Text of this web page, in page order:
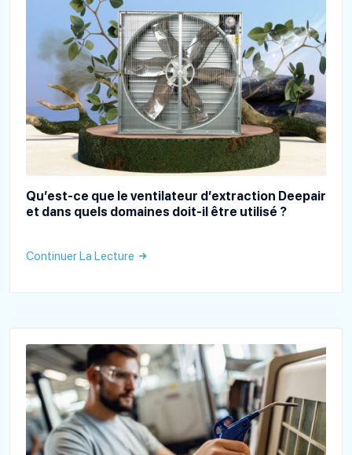
Qu’est-ce que le ventilateur d’extraction Deepair
et dans quels domaines doit-il être utilisé ?
Continuer La Lecture